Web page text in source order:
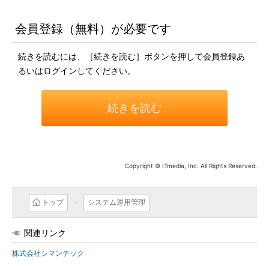
会員登録（無料）が必要です
続きを読むには、［続きを読む］ボタンを押して会員登録あ
るいはログインしてください。
続きを読む
Copyright © ITmedia, Inc. All Rights Reserved.
トップ システム運用管理
関連リンク
株式会社シマンテック